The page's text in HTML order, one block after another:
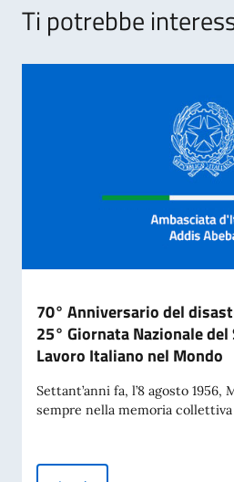
Ti potrebbe
70° Anniversario del
25° Giornata Nazionale
Lavoro Italiano nel Mondo
Settant’anni fa, l’8 agosto
sempre nella memoria